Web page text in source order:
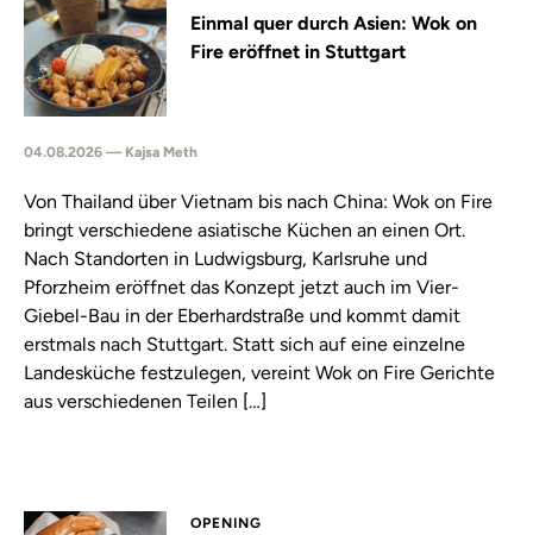
Einmal quer durch Asien: Wok on
Fire eröffnet in Stuttgart
04.08.2026 — Kajsa Meth
Von Thailand über Vietnam bis nach China: Wok on Fire
bringt verschiedene asiatische Küchen an einen Ort.
Nach Standorten in Ludwigsburg, Karlsruhe und
Pforzheim eröffnet das Konzept jetzt auch im Vier-
Giebel-Bau in der Eberhardstraße und kommt damit
erstmals nach Stuttgart. Statt sich auf eine einzelne
Landesküche festzulegen, vereint Wok on Fire Gerichte
aus verschiedenen Teilen […]
OPENING